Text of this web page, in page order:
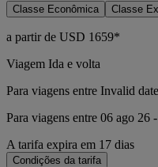
Classe Econômica Classe
a partir de USD 1659*
Viagem Ida e volta
Para viagens entre Invalid
Para viagens entre 06 ago 26
A tarifa expira em 17 dias
Condições da tarifa